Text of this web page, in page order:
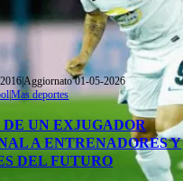
|Aggiornato 01-05-2026
|Mas deportes
DE UN EXJUGADOR
A ENTRENADORES Y
DEL FUTURO